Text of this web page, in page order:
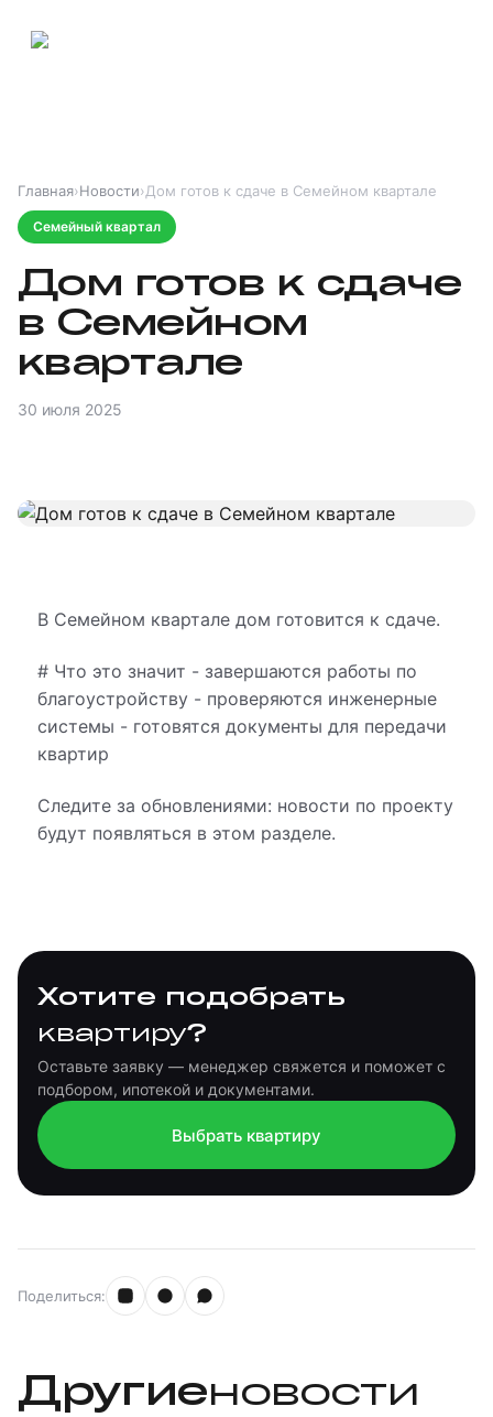
Главная›Новости›Дом готов к сдаче в Семейном квартале
Семейный квартал
Дом готов к сдаче
в Семейном
квартале
30 июля 2025
В Семейном квартале дом готовится к сдаче.
# Что это значит - завершаются работы по
благоустройству - проверяются инженерные
системы - готовятся документы для передачи
квартир
Следите за обновлениями: новости по проекту
будут появляться в этом разделе.
Хотите подобрать
квартиру?
Оставьте заявку — менеджер свяжется и поможет с
подбором, ипотекой и документами.
Выбрать квартиру
Поделиться:
Другиеновости